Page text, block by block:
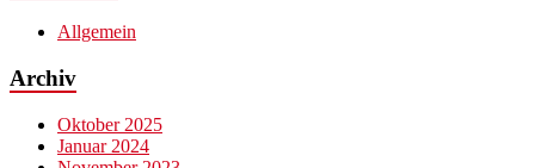
Allgemein
Archiv
Oktober 2025
Januar 2024